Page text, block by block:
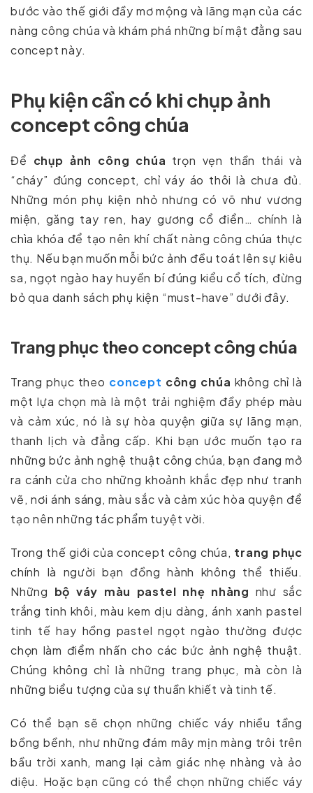
bước vào thế giới đầy mơ mộng và lãng mạn của các
nàng công chúa và khám phá những bí mật đằng sau
concept này.
Phụ kiện cần có khi chụp ảnh
concept công chúa
Để chụp ảnh công chúa trọn vẹn thần thái và
“cháy” đúng concept, chỉ váy áo thôi là chưa đủ.
Những món phụ kiện nhỏ nhưng có võ như vương
miện, găng tay ren, hay gương cổ điển… chính là
chìa khóa để tạo nên khí chất nàng công chúa thực
thụ. Nếu bạn muốn mỗi bức ảnh đều toát lên sự kiêu
sa, ngọt ngào hay huyền bí đúng kiểu cổ tích, đừng
bỏ qua danh sách phụ kiện “must-have” dưới đây.
Trang phục theo concept công chúa
Trang phục theo concept công chúa không chỉ là
một lựa chọn mà là một trải nghiệm đầy phép màu
và cảm xúc, nó là sự hòa quyện giữa sự lãng mạn,
thanh lịch và đẳng cấp. Khi bạn ước muốn tạo ra
những bức ảnh nghệ thuật công chúa, bạn đang mở
ra cánh cửa cho những khoảnh khắc đẹp như tranh
vẽ, nơi ánh sáng, màu sắc và cảm xúc hòa quyện để
tạo nên những tác phẩm tuyệt vời.
Trong thế giới của concept công chúa, trang phục
chính là người bạn đồng hành không thể thiếu.
Những bộ váy màu pastel nhẹ nhàng như sắc
trắng tinh khôi, màu kem dịu dàng, ánh xanh pastel
tinh tế hay hồng pastel ngọt ngào thường được
chọn làm điểm nhấn cho các bức ảnh nghệ thuật.
Chúng không chỉ là những trang phục, mà còn là
những biểu tượng của sự thuần khiết và tinh tế.
Có thể bạn sẽ chọn những chiếc váy nhiều tầng
bồng bềnh, như những đám mây mịn màng trôi trên
bầu trời xanh, mang lại cảm giác nhẹ nhàng và ảo
diệu. Hoặc bạn cũng có thể chọn những chiếc váy